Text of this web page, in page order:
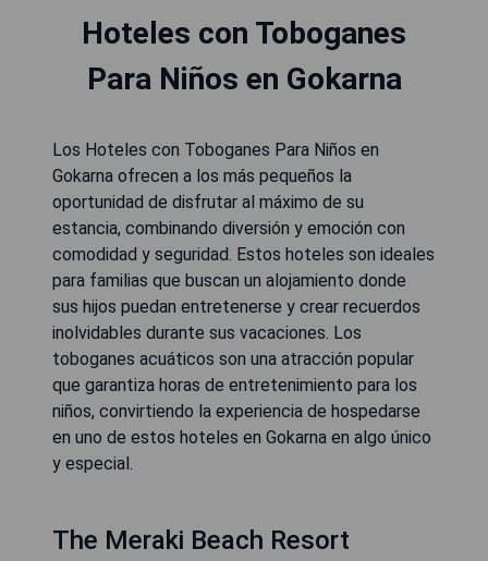
Hoteles con Toboganes
Para Niños en Gokarna
Los Hoteles con Toboganes Para Niños en
Gokarna ofrecen a los más pequeños la
oportunidad de disfrutar al máximo de su
estancia, combinando diversión y emoción con
comodidad y seguridad. Estos hoteles son ideales
para familias que buscan un alojamiento donde
sus hijos puedan entretenerse y crear recuerdos
inolvidables durante sus vacaciones. Los
toboganes acuáticos son una atracción popular
que garantiza horas de entretenimiento para los
niños, convirtiendo la experiencia de hospedarse
en uno de estos hoteles en Gokarna en algo único
y especial.
The Meraki Beach Resort